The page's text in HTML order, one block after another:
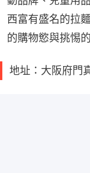
西富有盛名的拉
的購物慾與挑惕
地址：大阪府門